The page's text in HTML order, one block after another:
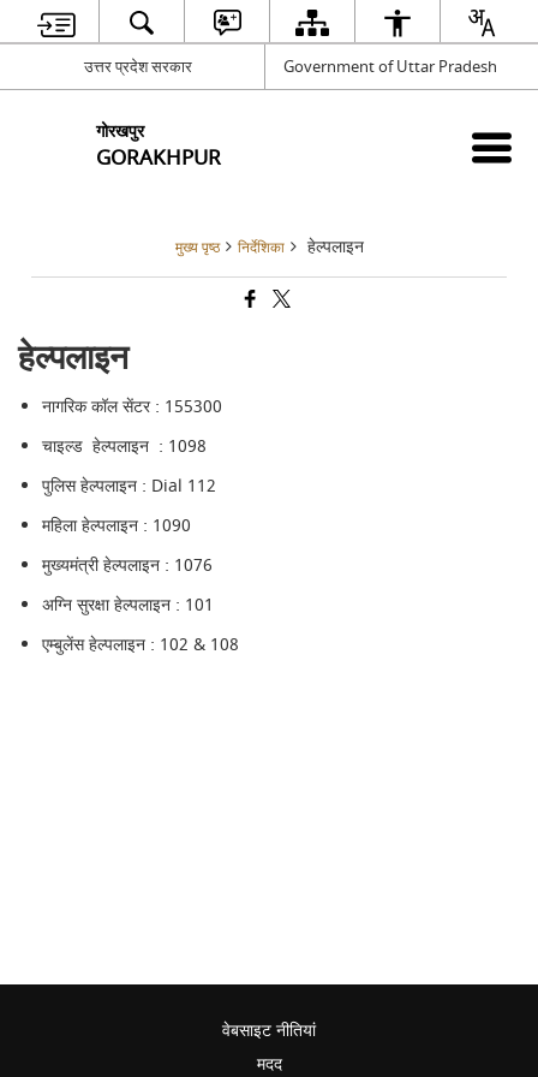
उत्तर प्रदेश सरकार Government of Uttar Pradesh
गोरखपुर
GORAKHPUR
मुख्य पृष्ठ निर्देशिका हेल्पलाइन
हेल्पलाइन
नागरिक कॉल सेंटर : 155300
चाइल्ड हेल्पलाइन : 1098
पुलिस हेल्पलाइन : Dial 112
महिला हेल्पलाइन : 1090
मुख्यमंत्री हेल्पलाइन : 1076
अग्नि सुरक्षा हेल्पलाइन : 101
एम्बुलेंस हेल्पलाइन : 102 & 108
वेबसाइट नीतियां
मदद